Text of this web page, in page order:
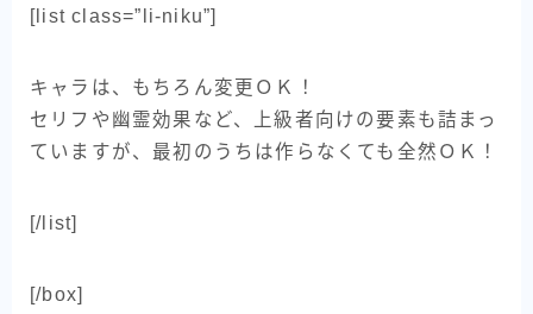
[list class=”li-niku”]
キャラは、もちろん変更ＯＫ！
セリフや幽霊効果など、上級者向けの要素も詰まっ
ていますが、最初のうちは作らなくても全然ＯＫ！
[/list]
[/box]